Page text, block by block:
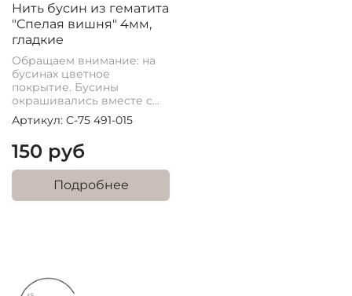
Нить бусин из гематита
"Спелая вишня" 4мм,
гладкие
Обращаем внимание: на
бусинах цветное
покрытие. Бусины
окрашивались вместе с...
Артикул: C-75 491-015
150 руб
Подробнее